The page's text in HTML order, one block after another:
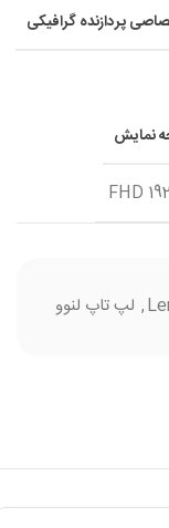
پردازنده گرافیکی
نمایش
FHD
, لپ تاپ لنوو